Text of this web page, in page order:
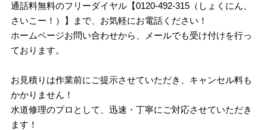
通話料無料のフリーダイヤル【0120-492-315（しょくにん、
さいこー！）】まで、お気軽にお電話ください！
ホームページお問い合わせから、メールでも受け付けを行っ
ております。
お見積りは作業前にご提示させていただき、キャンセル料も
かかりません！
水道修理のプロとして、迅速・丁寧にご対応させていただき
ます！